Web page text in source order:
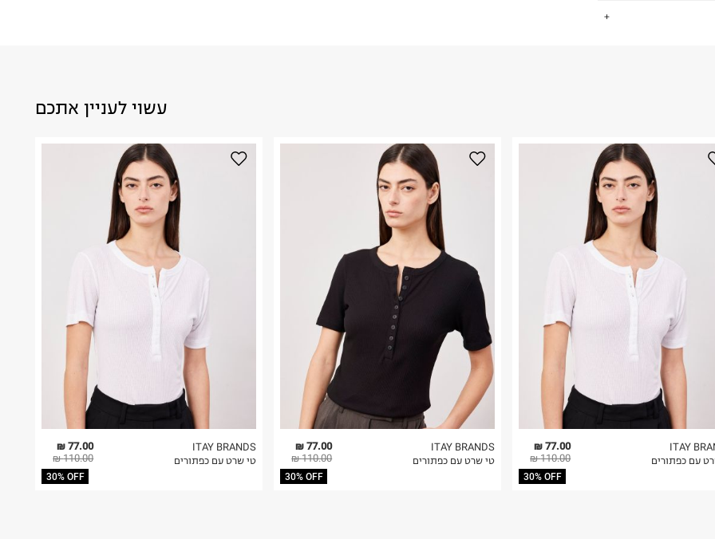
על גבי החבילה
באתר בלבד
בלבד. לא ניתן
עשוי לעניין אתכם
77.00 ₪
110.00 ₪
30% OFF
ITAY BRANDS
טי שרט עם כפתורים
77.00 ₪
110.00 ₪
30% OFF
ITAY BRANDS
טי שרט עם כפתורים
77.00 ₪
110.00 ₪
30% OFF
ITAY
עם כפתורים